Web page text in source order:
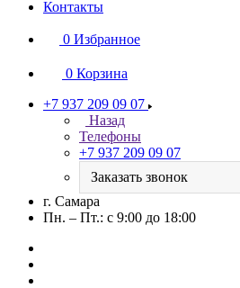
Контакты
0 Избранное
0 Корзина
+7 937 209 09 07
Назад
Телефоны
+7 937 209 09 07
Заказать звонок
г. Самара
Пн. – Пт.: с 9:00 до 18:00